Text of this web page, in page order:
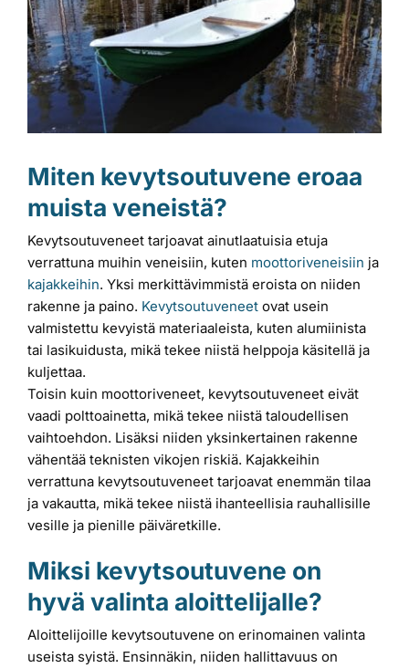
Rahoitus
Asiakaskokemuksia
Miten kevytsoutuvene eroaa
muista veneistä?
Kevytsoutuveneet tarjoavat ainutlaatuisia etuja
verrattuna muihin veneisiin, kuten moottoriveneisiin ja
kajakkeihin. Yksi merkittävimmistä eroista on niiden
rakenne ja paino. Kevytsoutuveneet ovat usein
valmistettu kevyistä materiaaleista, kuten alumiinista
tai lasikuidusta, mikä tekee niistä helppoja käsitellä ja
kuljettaa.
Toisin kuin moottoriveneet, kevytsoutuveneet eivät
vaadi polttoainetta, mikä tekee niistä taloudellisen
vaihtoehdon. Lisäksi niiden yksinkertainen rakenne
vähentää teknisten vikojen riskiä. Kajakkeihin
verrattuna kevytsoutuveneet tarjoavat enemmän tilaa
ja vakautta, mikä tekee niistä ihanteellisia rauhallisille
vesille ja pienille päiväretkille.
Miksi kevytsoutuvene on
hyvä valinta aloittelijalle?
Aloittelijoille kevytsoutuvene on erinomainen valinta
useista syistä. Ensinnäkin, niiden hallittavuus on